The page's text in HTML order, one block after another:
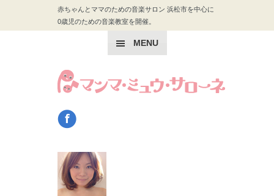
赤ちゃんとママのための音楽サロン 浜松市を中心に
0歳児のための音楽教室を開催。
MENU